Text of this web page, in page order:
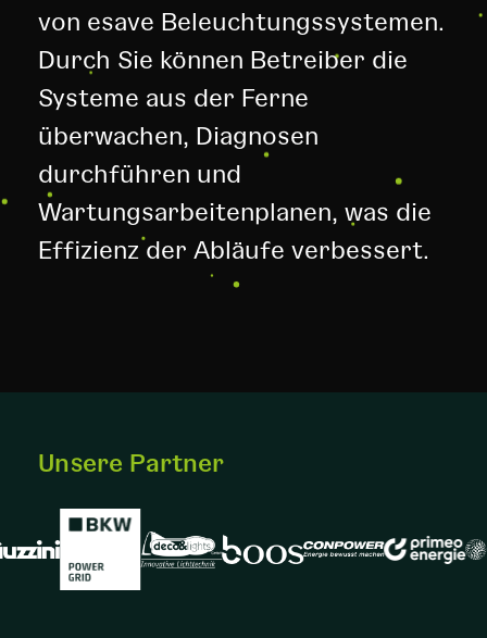
von esave Beleuchtungssystemen.
Durch Sie können Betreiber die
Systeme aus der Ferne
überwachen, Diagnosen
durchführen und
Wartungsarbeitenplanen, was die
Effizienz der Abläufe verbessert.
Unsere Partner